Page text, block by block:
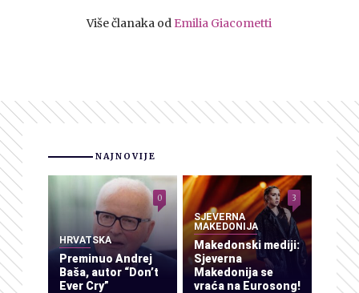
Više članaka od Emilia Giacometti
NAJNOVIJE
HRVATSKA
Preminuo Andrej
Baša, autor “Don’t
Ever Cry”
0
SJEVERNA
MAKEDONIJA
Makedonski mediji:
Sjeverna
Makedonija se
vraća na Eurosong!
3